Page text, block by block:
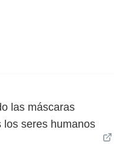
las máscaras
los seres humanos